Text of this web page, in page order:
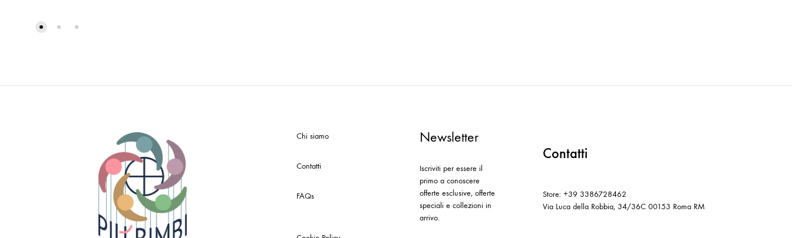
Chi siamo
Contatti
FAQs
Newsletter
Iscriviti per essere il
primo a conoscere
offerte esclusive, offerte
speciali e collezioni in
arrivo.
Contatti
Store: +39 3386728462
Via Luca della Robbia, 34/36C 00153 Roma RM